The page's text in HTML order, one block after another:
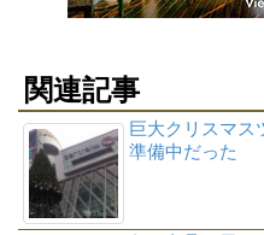
関連記事
巨大クリスマス
準備中だった